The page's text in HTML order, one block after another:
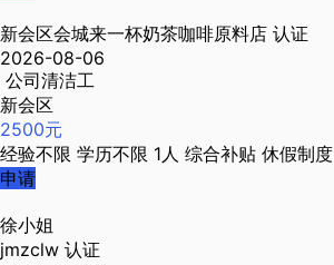
新会区会城来一杯奶茶咖啡原料店 认证
2026-08-06
公司清洁工
新会区
2500元
经验不限 学历不限 1人 综合补贴 休假制度
申请
徐小姐
jmzclw 认证